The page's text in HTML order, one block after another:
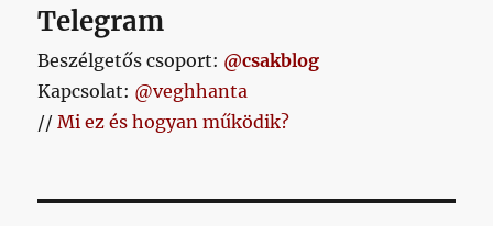
Telegram
Beszélgetős csoport: @csakblog
Kapcsolat: @veghhanta
//Mi ez és hogyan működik?